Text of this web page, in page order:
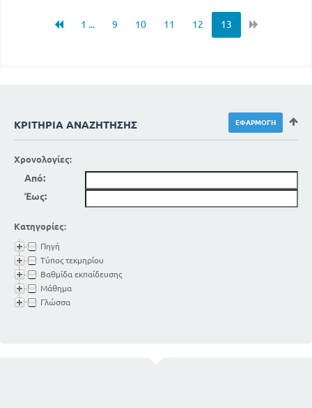
1 ... 9 10 11 12 13
ΚΡΙΤΉΡΙΑ ΑΝΑΖΉΤΗΣΗΣ
Χρονολογίες:
Από:
Έως:
Κατηγορίες:
Πηγή
Τύπος τεκμηρίου
Βαθμίδα εκπαίδευσης
Μάθημα
Γλώσσα